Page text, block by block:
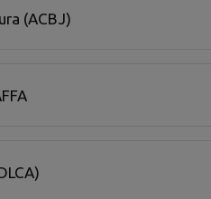
(ACBJ)